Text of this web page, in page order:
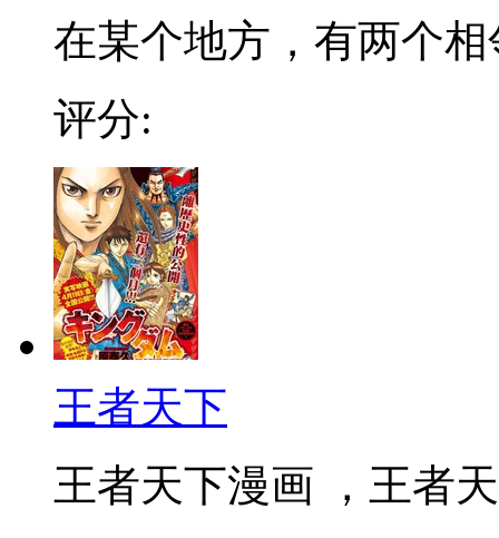
在某个地方，有两个相
评分:
王者天下
王者天下漫画 ，王者